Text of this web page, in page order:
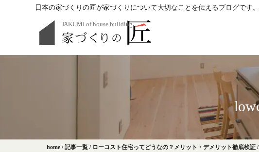
日本の家づくりの匠が家づくりについて大切なことを伝えるブログで
home /記事一覧 / ローコスト住宅ってどうなの？メリット・デメリット徹底検証 /